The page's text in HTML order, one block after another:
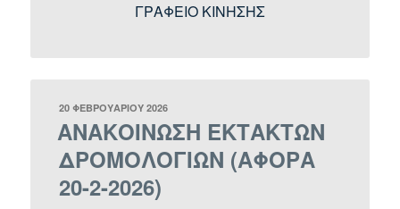
ΓΡΑΦΕΙΟ ΚΙΝΗΣΗΣ
ΔΗΜΟΣΙΕΎΤΗΚΕ
ΣΤΙΣ
20 ΦΕΒΡΟΥΑΡΊΟΥ 2026
ΑΝΑΚΟΙΝΩΣΗ ΕΚΤΑΚΤΩΝ
ΔΡΟΜΟΛΟΓΙΩΝ (ΑΦΟΡΑ
20-2-2026)